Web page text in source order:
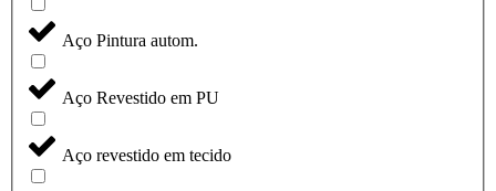
Aço Pintura autom.
Aço Revestido em PU
Aço revestido em tecido